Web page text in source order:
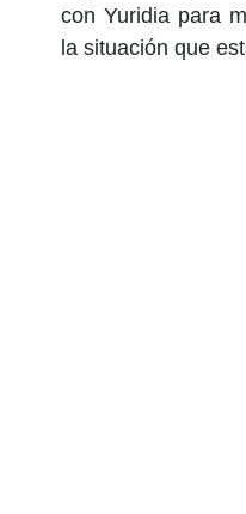
con Yuridia para
la situación que